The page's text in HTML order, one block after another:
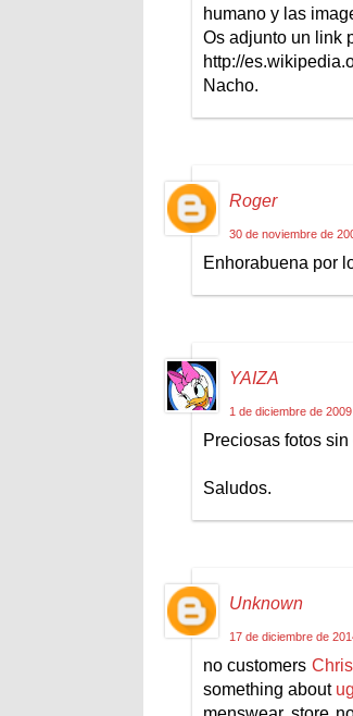
humano y las
Os adjunto un link
http://
Nacho.
Roger
30 de noviembre de
Enhorabuena por
YAIZA
1 de diciembre de
Preciosas fotos
Saludos.
Unknown
17 de diciembre de
no customers
something about